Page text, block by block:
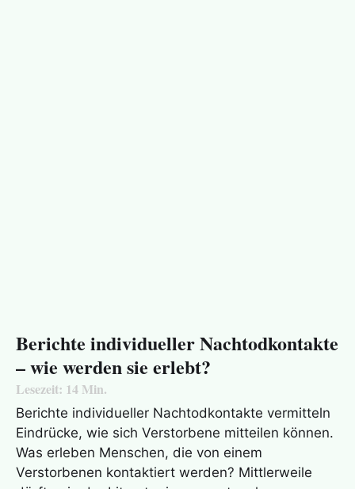
Berichte individueller Nachtodkontakte
– wie werden sie erlebt?
Lesezeit: 14 Min.
Berichte individueller Nachtodkontakte vermitteln
Eindrücke, wie sich Verstorbene mitteilen können.
Was erleben Menschen, die von einem
Verstorbenen kontaktiert werden? Mittlerweile